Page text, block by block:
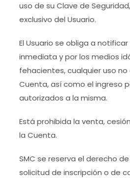
uso de su Clave de
exclusivo del Usuario.
El Usuario se obliga a
inmediata y por los medios
fehacientes, cualquier uso
Cuenta, así como el ingreso
autorizados a la misma.
Está prohibida la venta,
la Cuenta.
SMC se reserva el derecho
solicitud de inscripción o de